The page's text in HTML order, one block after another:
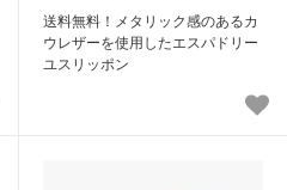
送料無料！メタリック感のあるカ
ウレザーを使用したエスパドリー
ユスリッポン